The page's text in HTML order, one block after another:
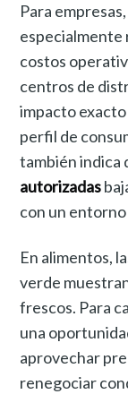
Para
especialmente
costos
centros de
impacto
perfil de
también indica
autorizadas
con un
En alimentos,
verde
frescos. Para
una
aprovechar
renegociar